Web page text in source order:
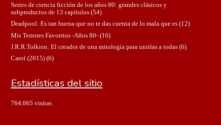
Series de ciencia ficción de los años 80: grandes clásicos y
subproductos de 13 capítulos(54)
Deadpool: Es tan buena que no te das cuenta de lo mala que es(12)
Mis Terrores Favoritos -Años 80-(10)
J.R.R.Tolkien: El creador de una mitología para unirlas a todas(6)
Carol (2015)(6)
Estadísticas del sitio
764.665 visitas